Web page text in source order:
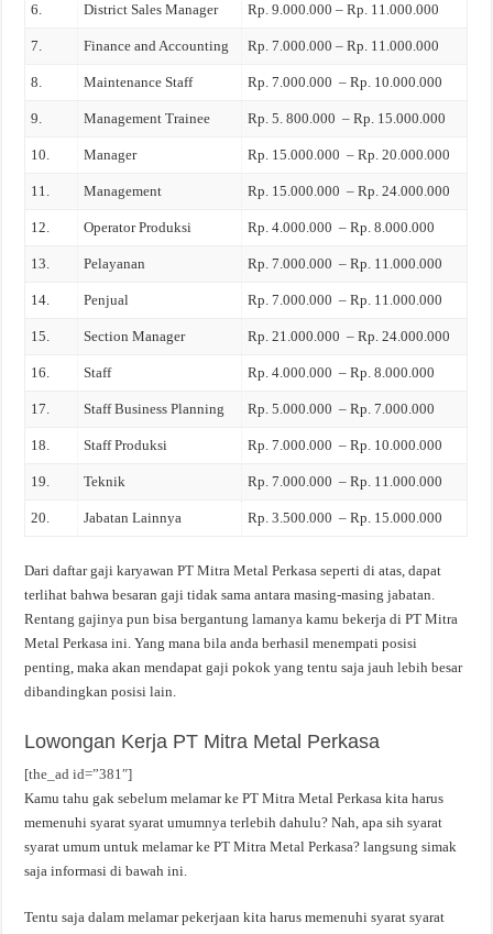
6. District Sales Manager Rp. 9.000.000 – Rp. 11.000.000
7. Finance and Accounting Rp. 7.000.000 – Rp. 11.000.000
8. Maintenance Staff Rp. 7.000.000 – Rp. 10.000.000
9. Management Trainee Rp. 5. 800.000 – Rp. 15.000.000
10. Manager Rp. 15.000.000 – Rp. 20.000.000
11. Management Rp. 15.000.000 – Rp. 24.000.000
12. Operator Produksi Rp. 4.000.000 – Rp. 8.000.000
13. Pelayanan Rp. 7.000.000 – Rp. 11.000.000
14. Penjual Rp. 7.000.000 – Rp. 11.000.000
15. Section Manager Rp. 21.000.000 – Rp. 24.000.000
16. Staff Rp. 4.000.000 – Rp. 8.000.000
17. Staff Business Planning Rp. 5.000.000 – Rp. 7.000.000
18. Staff Produksi Rp. 7.000.000 – Rp. 10.000.000
19. Teknik Rp. 7.000.000 – Rp. 11.000.000
20. Jabatan Lainnya Rp. 3.500.000 – Rp. 15.000.000
Dari daftar gaji karyawan PT Mitra Metal Perkasa seperti di atas, dapat
terlihat bahwa besaran gaji tidak sama antara masing-masing jabatan.
Rentang gajinya pun bisa bergantung lamanya kamu bekerja di PT Mitra
Metal Perkasa ini. Yang mana bila anda berhasil menempati posisi
penting, maka akan mendapat gaji pokok yang tentu saja jauh lebih besar
dibandingkan posisi lain.
Lowongan Kerja PT Mitra Metal Perkasa
[the_ad id=”381″]
Kamu tahu gak sebelum melamar ke PT Mitra Metal Perkasa kita harus
memenuhi syarat syarat umumnya terlebih dahulu? Nah, apa sih syarat
syarat umum untuk melamar ke PT Mitra Metal Perkasa? langsung simak
saja informasi di bawah ini.
Tentu saja dalam melamar pekerjaan kita harus memenuhi syarat syarat